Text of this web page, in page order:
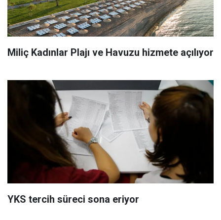
Miliç Kadınlar Plajı ve Havuzu hizmete açılıyor
YKS tercih süreci sona eriyor